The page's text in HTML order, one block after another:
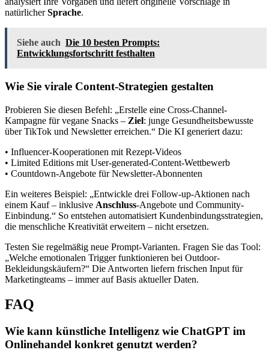
natürlicherSprache.
Siehe auch Die 10 besten Prompts:
Entwicklungsfortschritt festhalten
Wie Sie virale Content-Strategien gestalten
Probieren Sie diesen Befehl: „Erstelle eine Cross-Channel-
Kampagne für vegane Snacks – Ziel: junge Gesundheitsbewusste
über TikTok und Newsletter erreichen.“ Die KI generiert dazu:
• Influencer-Kooperationen mit Rezept-Videos
• Limited Editions mit User-generated-Content-Wettbewerb
• Countdown-Angebote für Newsletter-Abonnenten
Ein weiteres Beispiel: „Entwickle drei Follow-up-Aktionen nach
einem Kauf – inklusive Anschluss-Angebote und Community-
Einbindung.“ So entstehen automatisiert Kundenbindungsstrategien,
die menschliche Kreativität erweitern – nicht ersetzen.
Testen Sie regelmäßig neue Prompt-Varianten. Fragen Sie das Tool:
„Welche emotionalen Trigger funktionieren bei Outdoor-
Bekleidungskäufern?“ Die Antworten liefern frischen Input für
Marketingteams – immer auf Basis aktueller Daten.
FAQ
Wie kann künstliche Intelligenz wie ChatGPT im
Onlinehandel konkret genutzt werden?